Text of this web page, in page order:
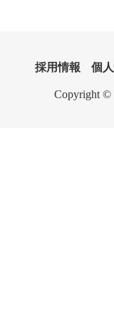
採用情報 個
Copyright ©